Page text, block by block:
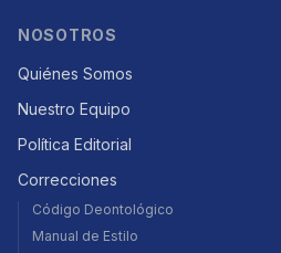
NOSOTROS
Quiénes Somos
Nuestro Equipo
Política Editorial
Correcciones
Código Deontológico
Manual de Estilo